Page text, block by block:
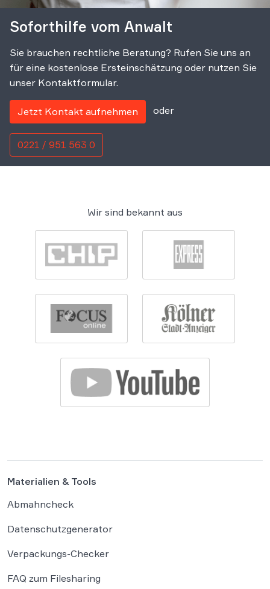
Soforthilfe vom Anwalt
Sie brauchen rechtliche Beratung? Rufen Sie uns an
für eine kostenlose Ersteinschätzung oder nutzen Sie
unser Kontaktformular.
Jetzt Kontakt aufnehmen oder
0221 / 951 563 0
Wir sind bekannt aus
Materialien & Tools
Abmahncheck
Datenschutzgenerator
Verpackungs-Checker
FAQ zum Filesharing